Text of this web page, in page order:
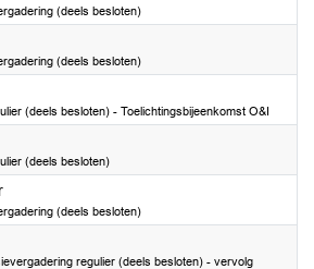
(deels besloten)
(deels besloten)
(deels besloten) - Toelichtingsbijeenkomst O&I
(deels besloten)
2025
(deels besloten)
regulier (deels besloten) - vervolg